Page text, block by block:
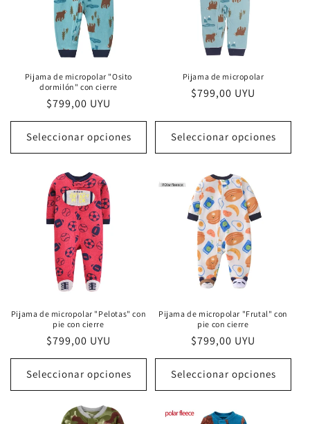
Pijama de micropolar "Osito
dormilón" con cierre
Precio
habitual
$799,00 UYU
Seleccionar opciones
Pijama de micropolar
Precio
$799,00 UYU
Seleccionar opciones
Pijama de micropolar "Pelotas" con
pie con cierre
Precio
habitual
$799,00 UYU
Seleccionar opciones
Pijama de micropolar "Frutal" con
pie con cierre
Precio
habitual
$799,00 UYU
Seleccionar opciones